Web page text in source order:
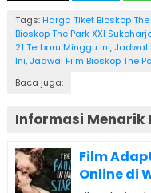
Tags: Harga Tiket Bioskop
Bioskop The Park XXI
21 Terbaru Minggu Ini, Jadwal
Ini, Jadwal Film Bioskop The
Baca juga:
Informasi Menarik
Film
Online di